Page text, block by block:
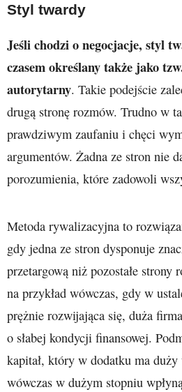
Styl twardy
Jeśli chodzi o negocjacje, styl
czasem określany także jako
autorytarny. Takie podejście
drugą stronę rozmów. Trudno w
prawdziwym zaufaniu i chęci
argumentów. Żadna ze stron nie
porozumienia, które zadowoli
Metoda rywalizacyjna to
gdy jedna ze stron dysponuje
przetargową niż pozostałe strony
na przykład wówczas, gdy w
prężnie rozwijająca się, duża
o słabej kondycji finansowej.
kapitał, który w dodatku ma
wówczas w dużym stopniu